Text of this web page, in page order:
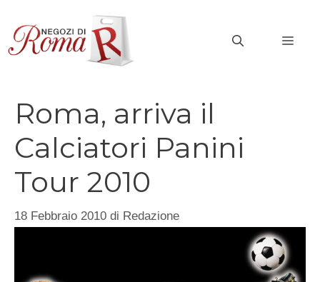
contenuto
Roma, arriva il
Calciatori Panini
Tour 2010
18 Febbraio 2010 di Redazione